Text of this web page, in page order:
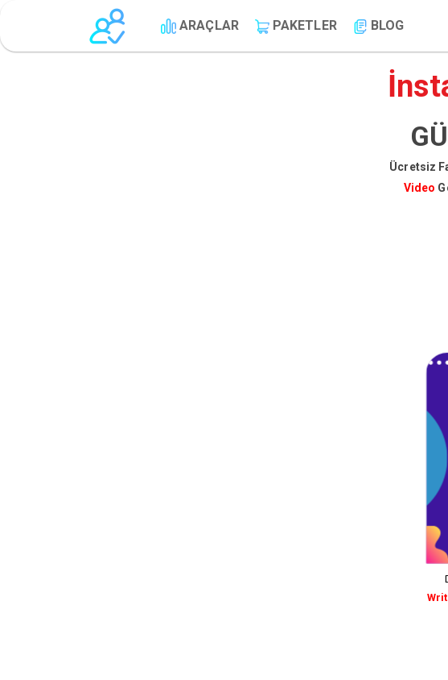
ARAÇLAR PAKETLER BLOG
Ücretsiz
Video